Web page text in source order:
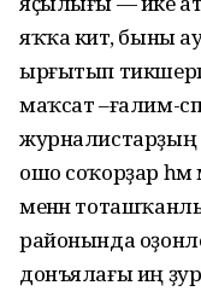
яҡҡа китә, быны
ырғытып
маҡсат –ғалим-
журналистарҙың
ошо соҡорҙар һәм
менән
районында
донъялағы иң ҙур